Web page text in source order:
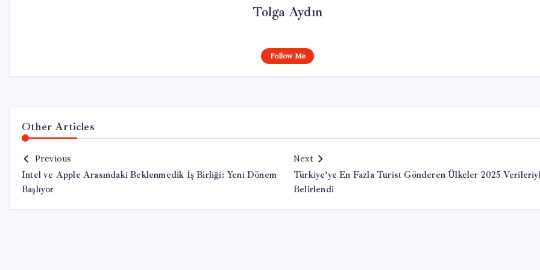
Tolga Aydın
Follow Me
Other Articles
Previous
Intel ve Apple Arasındaki Beklenmedik İş Birliği: Yeni Dönem
Başlıyor
Next
Türkiye’ye En Fazla Turist Gönderen Ülkeler 2025
Belirlendi